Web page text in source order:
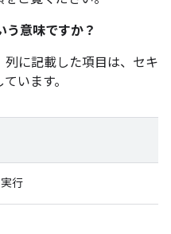
う意味ですか？
列に記載した項目は、セキ
います。
行